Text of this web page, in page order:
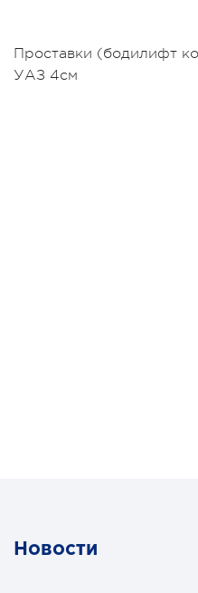
Проставки (бодилифт
УАЗ 4см
Новости